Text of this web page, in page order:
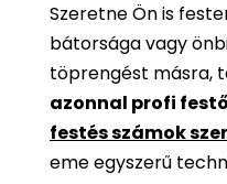
Szeretne Ön is
bátorsága vagy
töprengést másra,
azonnal profi
festés számok
eme egyszerű